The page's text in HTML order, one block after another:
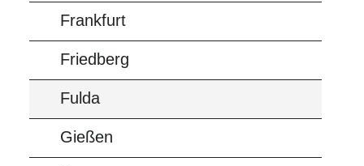
Frankfurt
Friedberg
Fulda
Gießen